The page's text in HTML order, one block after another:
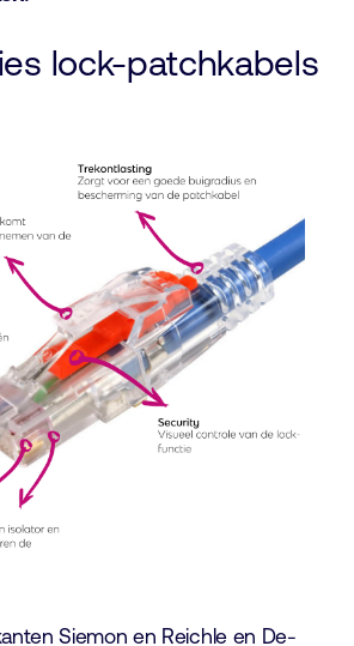
lock-patchkabels
Siemon en Reichle en De-